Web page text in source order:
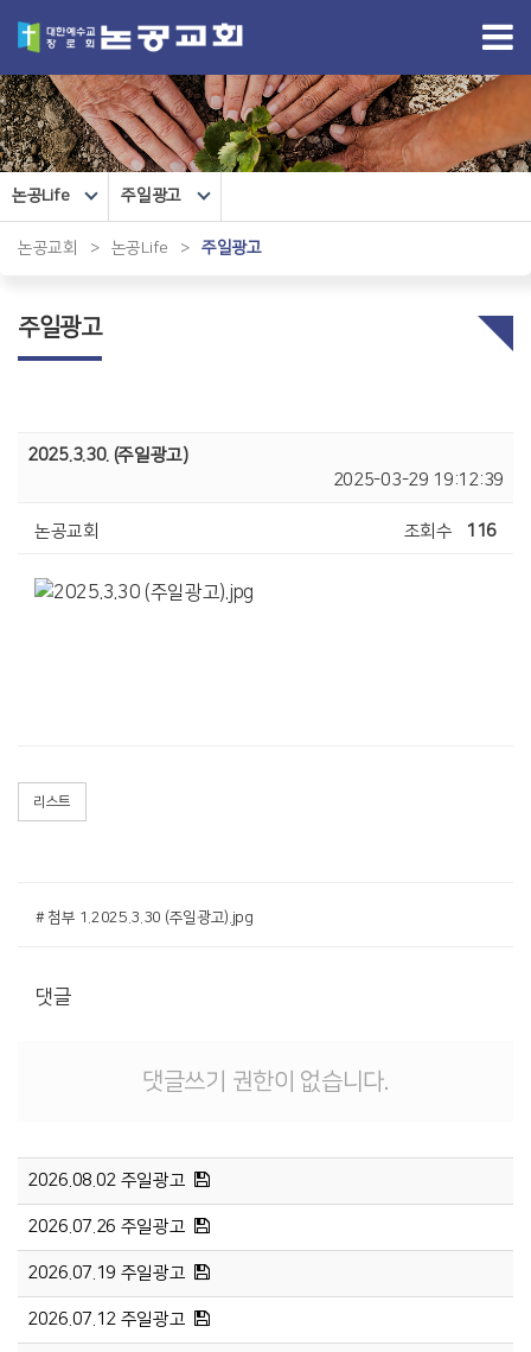
논공Life 주일광고
논공교회 > 논공Life > 주일광고
주일광고
2025.3.30. (주일광고)
2025-03-29 19:12:39
논공교회 조회수 116
리스트
# 첨부 1.2025.3.30 (주일광고).jpg
댓글
댓글쓰기 권한이 없습니다.
2026.08.02 주일광고
2026.07.26 주일광고
2026.07.19 주일광고
2026.07.12 주일광고